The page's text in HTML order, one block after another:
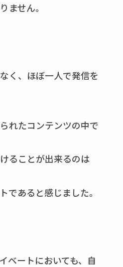
ません。
く、ほぼ一人で発信を
れたコンテンツの中で
ることが出来るのは
であると感じました。
ベートにおいても、自